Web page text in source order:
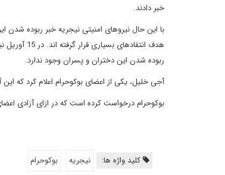
خبر دادند.
با این حال نیروهای امنیتی نیجریه خبر ربوده شدن
ربوده شدن این دختران و پسران وجود ندارد.
آجی خلیل، یکی از اعضای بوکوحرام اعلام کرد که این آدم
بوکوحرام درخواست کرده است که در ازای آزادی
کلید واژه ها: نیجریه بوکوحرام